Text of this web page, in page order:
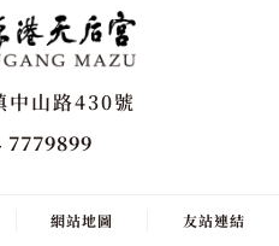
中山路430號
網站地圖 友站連結